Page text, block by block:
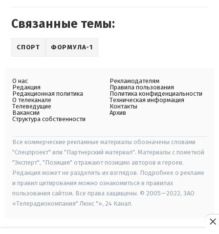
Связанные темы:
СПОРТ ФОРМУЛА-1
О нас
Редакция
Редакционная политика
О телеканале
Телеведущие
Вакансии
Структура собственности
Рекламодателям
Правила пользования
Политика конфиденциальности
Техническая информация
Контакты
Архив
Все коммерческие рекламные материалы обозначены словами
"Спецпроект" или "Партнерский материал". Материалы с пометкой
"Эксперт", "Позиция" отражают позицию авторов и героев.
Редакция может не разделять их взглядов. Подробнее о рекламе
и правил цитирования можно ознакомиться в правилах
пользования сайтом. Все права защищены. © 2005—2022, ЗАО
«Телерадиокомпания" Люкс "», 24 Канал.